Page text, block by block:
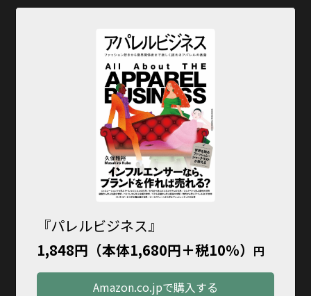
『パレルビジネス』
1,848円（本体1,680円＋税10％） 円
Amazon.co.jpで購入する